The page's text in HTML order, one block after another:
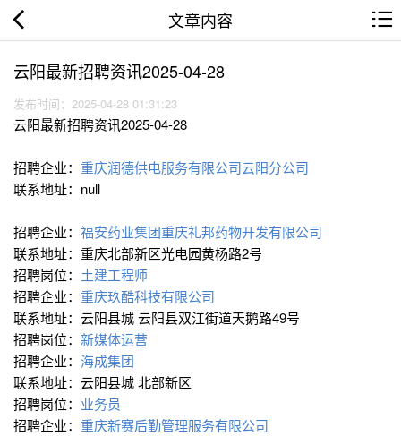
文章内容
云阳最新招聘资讯2025-04-28
发布时间：2025-04-28 01:31:23
云阳最新招聘资讯2025-04-28
招聘企业： 重庆润德供电服务有限公司云阳分公司
联系地址：null
招聘企业： 福安药业集团重庆礼邦药物开发有限公司
联系地址：重庆北部新区光电园黄杨路2号
招聘岗位： 土建工程师
招聘企业： 重庆玖酷科技有限公司
联系地址：云阳县城 云阳县双江街道天鹅路49号
招聘岗位： 新媒体运营
招聘企业： 海成集团
联系地址：云阳县城 北部新区
招聘岗位： 业务员
招聘企业： 重庆新赛后勤管理服务有限公司